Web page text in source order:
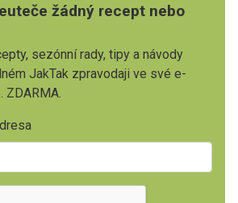
žádný recept nebo
sezónní rady, tipy a návody
JakTak zpravodaji ve své e-
ZDARMA.